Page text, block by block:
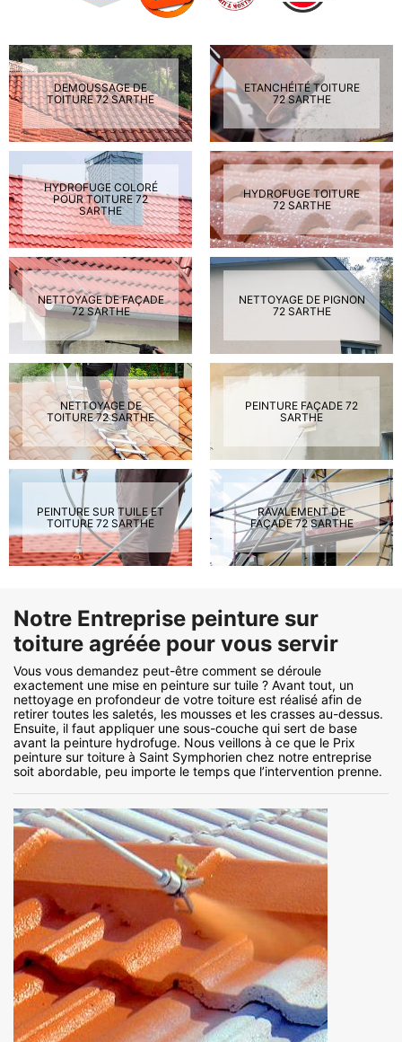
DEMOUSSAGE DE
TOITURE 72 SARTHE
ETANCHÉITÉ TOITURE
72 SARTHE
HYDROFUGE COLORÉ
POUR TOITURE 72
SARTHE
HYDROFUGE TOITURE
72 SARTHE
NETTOYAGE DE FAÇADE
72 SARTHE
NETTOYAGE DE PIGNON
72 SARTHE
NETTOYAGE DE
TOITURE 72 SARTHE
PEINTURE FAÇADE 72
SARTHE
PEINTURE SUR TUILE ET
TOITURE 72 SARTHE
RAVALEMENT DE
FAÇADE 72 SARTHE
Notre Entreprise peinture sur
toiture agréée pour vous servir
Vous vous demandez peut-être comment se déroule
exactement une mise en peinture sur tuile ? Avant tout, un
nettoyage en profondeur de votre toiture est réalisé afin de
retirer toutes les saletés, les mousses et les crasses au-dessus.
Ensuite, il faut appliquer une sous-couche qui sert de base
avant la peinture hydrofuge. Nous veillons à ce que le Prix
peinture sur toiture à Saint Symphorien chez notre entreprise
soit abordable, peu importe le temps que l’intervention prenne.